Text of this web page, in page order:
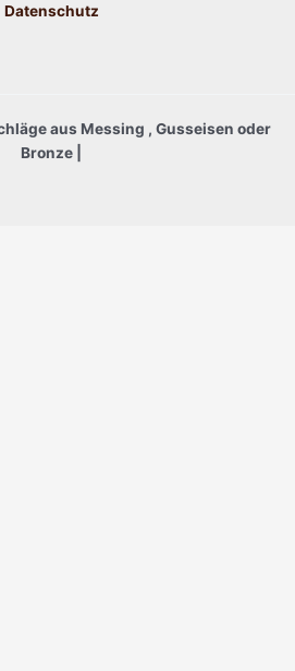
Datenschutz
aus Messing , Gusseisen oder
Bronze |